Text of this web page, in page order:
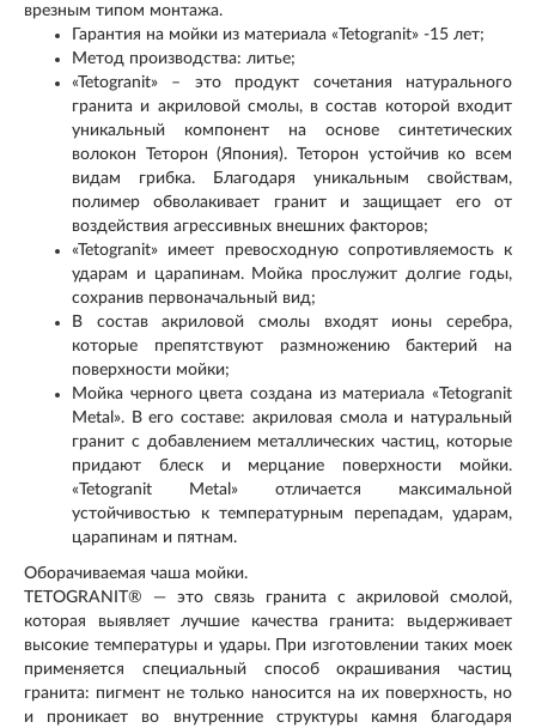
врезным типом монтажа.
Гарантия на мойки из материала «Tetogranit» -15 лет;
Метод производства: литье;
«Tetogranit» – это продукт сочетания натурального
гранита и акриловой смолы, в состав которой входит
уникальный компонент на основе синтетических
волокон Теторон (Япония). Теторон устойчив ко всем
видам грибка. Благодаря уникальным свойствам,
полимер обволакивает гранит и защищает его от
воздействия агрессивных внешних факторов;
«Tetogranit» имеет превосходную сопротивляемость к
ударам и царапинам. Мойка прослужит долгие годы,
сохранив первоначальный вид;
В состав акриловой смолы входят ионы серебра,
которые препятствуют размножению бактерий на
поверхности мойки;
Мойка черного цвета создана из материала «Tetogranit
Metal». В его составе: акриловая смола и натуральный
гранит с добавлением металлических частиц, которые
придают блеск и мерцание поверхности мойки.
«Tetogranit Metal» отличается максимальной
устойчивостью к температурным перепадам, ударам,
царапинам и пятнам.
Оборачиваемая чаша мойки.
TETOGRANIT® — это связь гранита с акриловой смолой,
которая выявляет лучшие качества гранита: выдерживает
высокие температуры и удары. При изготовлении таких моек
применяется специальный способ окрашивания частиц
гранита: пигмент не только наносится на их поверхность, но
и проникает во внутренние структуры камня благодаря